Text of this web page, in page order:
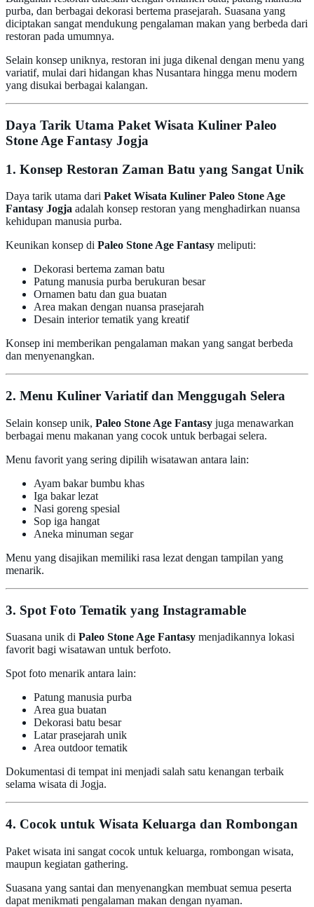
purba, dan berbagai dekorasi bertema prasejarah. Suasana yang
diciptakan sangat mendukung pengalaman makan yang berbeda dari
restoran pada umumnya.
Selain konsep uniknya, restoran ini juga dikenal dengan menu yang
variatif, mulai dari hidangan khas Nusantara hingga menu modern
yang disukai berbagai kalangan.
Daya Tarik Utama Paket Wisata Kuliner Paleo
Stone Age Fantasy Jogja
1. Konsep Restoran Zaman Batu yang Sangat Unik
Daya tarik utama dari Paket Wisata Kuliner Paleo Stone Age
Fantasy Jogja adalah konsep restoran yang menghadirkan nuansa
kehidupan manusia purba.
Keunikan konsep di Paleo Stone Age Fantasy meliputi:
Dekorasi bertema zaman batu
Patung manusia purba berukuran besar
Ornamen batu dan gua buatan
Area makan dengan nuansa prasejarah
Desain interior tematik yang kreatif
Konsep ini memberikan pengalaman makan yang sangat berbeda
dan menyenangkan.
2. Menu Kuliner Variatif dan Menggugah Selera
Selain konsep unik, Paleo Stone Age Fantasy juga menawarkan
berbagai menu makanan yang cocok untuk berbagai selera.
Menu favorit yang sering dipilih wisatawan antara lain:
Ayam bakar bumbu khas
Iga bakar lezat
Nasi goreng spesial
Sop iga hangat
Aneka minuman segar
Menu yang disajikan memiliki rasa lezat dengan tampilan yang
menarik.
3. Spot Foto Tematik yang Instagramable
Suasana unik di Paleo Stone Age Fantasy menjadikannya lokasi
favorit bagi wisatawan untuk berfoto.
Spot foto menarik antara lain:
Patung manusia purba
Area gua buatan
Dekorasi batu besar
Latar prasejarah unik
Area outdoor tematik
Dokumentasi di tempat ini menjadi salah satu kenangan terbaik
selama wisata di Jogja.
4. Cocok untuk Wisata Keluarga dan Rombongan
Paket wisata ini sangat cocok untuk keluarga, rombongan wisata,
maupun kegiatan gathering.
Suasana yang santai dan menyenangkan membuat semua peserta
dapat menikmati pengalaman makan dengan nyaman.